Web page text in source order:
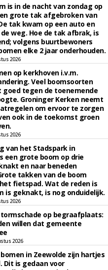
is in de nacht van zondag op
grote tak afgebroken van
tak kwam op een auto en
weg. Hoe de tak afbrak, is
volgens buurtbewoners
elke 2 jaar onderhouden.
2026
op kerkhoven i.v.m.
Veel boomsoorten
goed tegen de toenemende
Groninger Kerken neemt
om ervoor te zorgen
ook in de toekomst groen
2026
van het Stadspark in
een grote boom op drie
en naar beneden
takken van de boom
fietspad. Wat de reden is
is geknakt, is nog onduidelijk.
2026
op begraafplaats:
willen dat gemeente
2026
bomen in Zeewolde zijn hartjes
Dit is gedaan voor